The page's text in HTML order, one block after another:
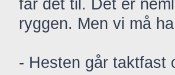
får det til. Det er
ryggen. Men vi må
- Hesten går taktfast